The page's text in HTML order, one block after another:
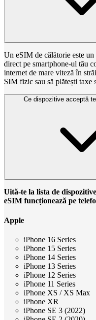
Un eSIM de călătorie este
direct pe smartphone-ul tău
internet de mare viteză în
SIM fizic sau să plătești taxe
Ce dispozitive acceptă
Uită-te la lista de
eSIM funcționează pe
Apple
iPhone 16 Series
iPhone 15 Series
iPhone 14 Series
iPhone 13 Series
iPhone 12 Series
iPhone 11 Series
iPhone XS / XS Max
iPhone XR
iPhone SE 3 (2022)